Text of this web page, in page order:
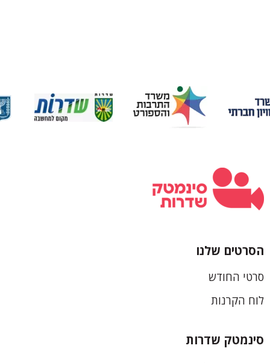
תחתונה
הסרטים שלנו
סרטי החודש
לוח הקרנות
סינמטק שדרות